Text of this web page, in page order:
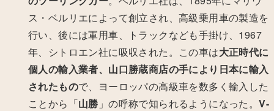
ス・ベルリエによって創立され、高級乗用車の製造を
行い、後には軍用車、トラックなども手掛け、1967
年、シトロエン社に吸収された。 この車は大正時代に
個人の輸入業者、山口勝蔵商店の手により日本に輸入
されたもので、ヨーロッパの高級車を数多く輸入した
ことから「山勝 」の呼称で知られるようになった。V-